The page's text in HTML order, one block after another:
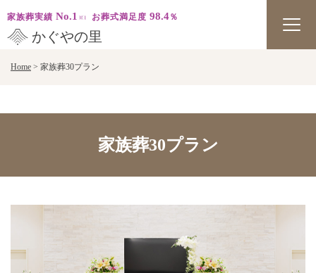
かぐやの里
家族葬実績 No.1 お葬式満足度 98.4％
Home > 家族葬30プラン
家族葬30プラン